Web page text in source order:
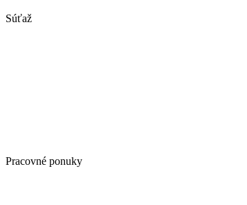
Súťaž
Pracovné ponuky